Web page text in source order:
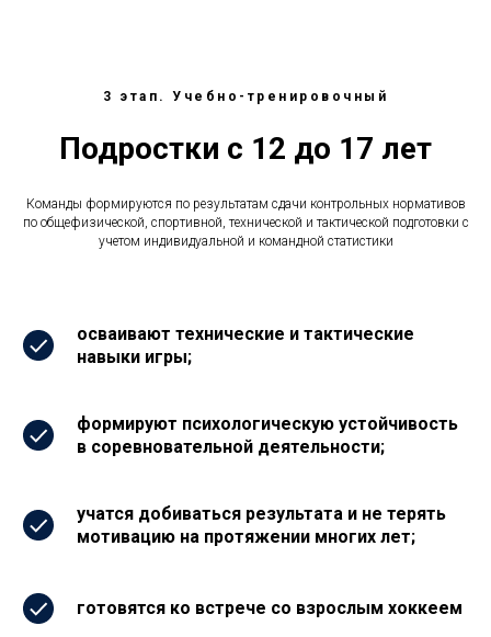
3 этап. Учебно-тренировочный
Подростки с 12 до 17 лет
Команды формируются по результатам сдачи контрольных нормативов
по общефизической, спортивной, технической и тактической подготовки с
учетом индивидуальной и командной статистики
осваивают технические и тактические
навыки игры;
формируют психологическую устойчивость
в соревновательной деятельности;
учатся добиваться результата и не терять
мотивацию на протяжении многих лет;
готовятся ко встрече со взрослым хоккеем